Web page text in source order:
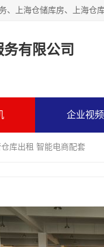
有限公司
企业视频
库出租 智能电商配套